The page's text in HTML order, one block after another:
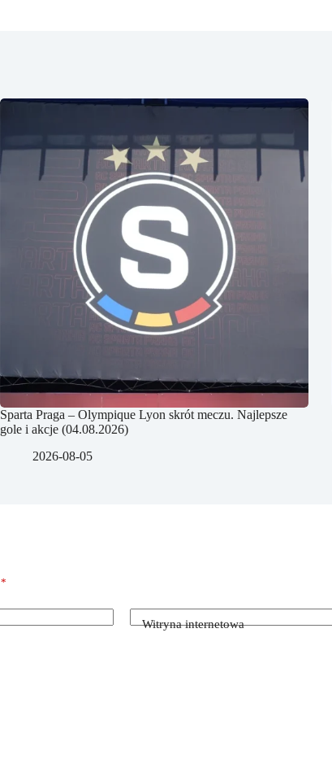
Sparta Praga – Olympique Lyon skrót meczu. Najlepsze
gole i akcje (04.08.2026)
2026-08-05
*
Witryna internetowa